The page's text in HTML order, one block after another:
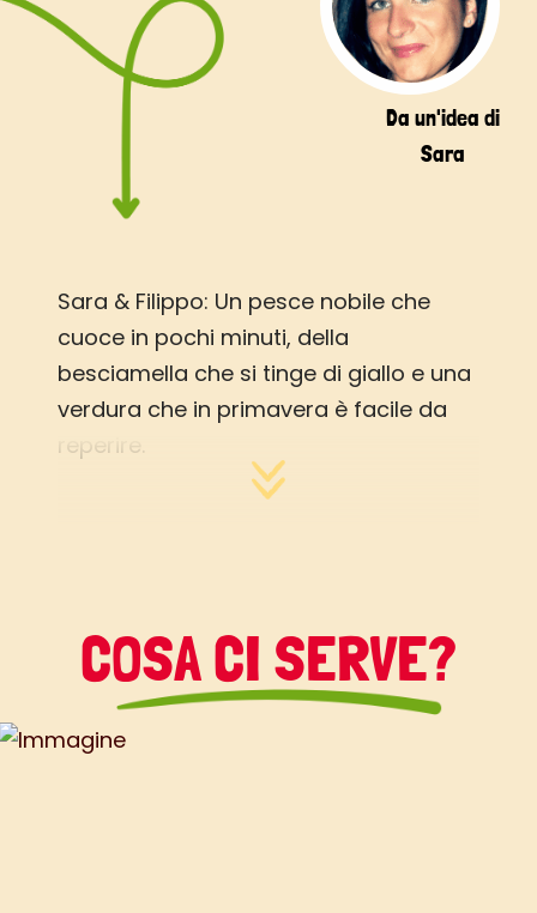
Da un'idea di
Sara
Sara & Filippo: Un pesce nobile che
cuoce in pochi minuti, della
besciamella che si tinge di giallo e una
verdura che in primavera è facile da
reperire.
COSA CI SERVE?